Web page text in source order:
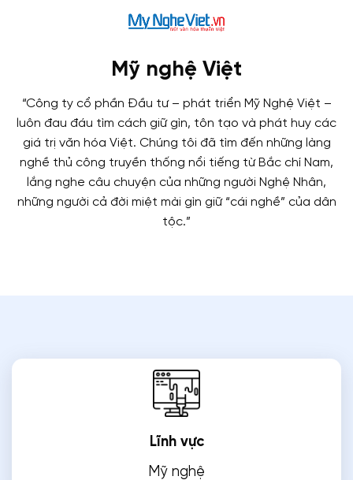
Mỹ nghệ Việt
“Công ty cổ phần Đầu tư – phát triển Mỹ Nghệ Việt –
luôn đau đáu tìm cách giữ gìn, tôn tạo và phát huy các
giá trị văn hóa Việt. Chúng tôi đã tìm đến những làng
nghề thủ công truyền thống nổi tiếng từ Bắc chí Nam,
lắng nghe câu chuyện của những người Nghệ Nhân,
những người cả đời miệt mài gìn giữ “cái nghề” của dân
tộc.”
Lĩnh vực
Mỹ nghệ